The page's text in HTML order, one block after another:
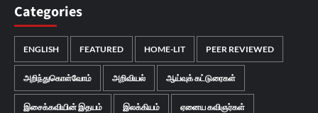
Categories
ENGLISH FEATURED HOME-LIT PEER REVIEWED
அறிந்துகொள்வோம் அறிவியல் ஆய்வுக் கட்டுரைகள்
இசைக்கவியின் இதயம் இலக்கியம் ஏனைய கவிஞர்கள்